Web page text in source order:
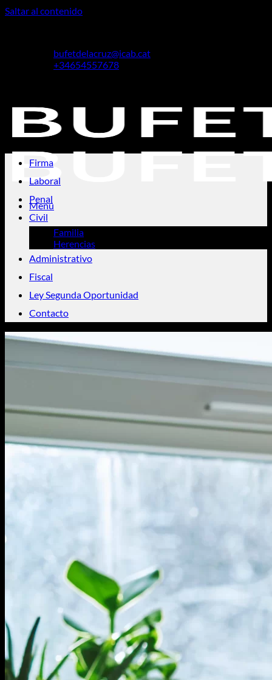
Saltar al contenido
bufetdelacruz@icab.cat
+34654557678
Menú
Firma
Laboral
Penal
Civil
Familia
Herencias
Administrativo
Fiscal
Ley Segunda Oportunidad
Contacto